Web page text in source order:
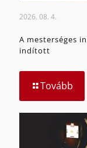
2026. 08. 4.
A mesterséges
indított
Tovább